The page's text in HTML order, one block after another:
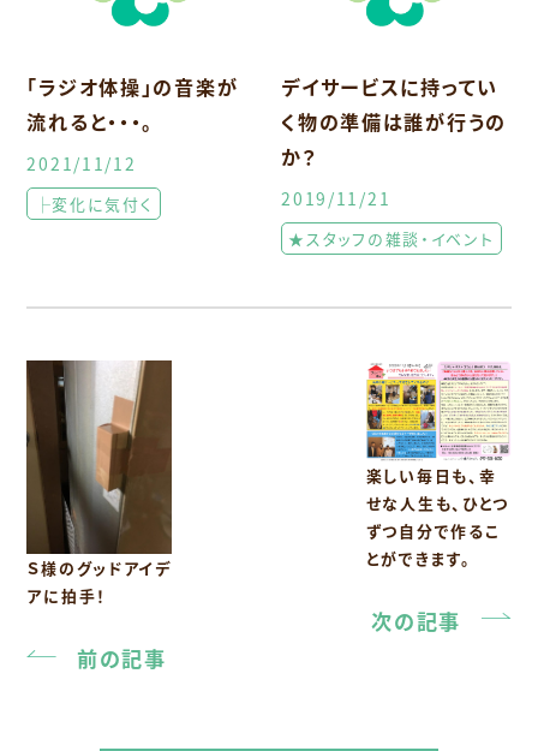
「ラジオ体操」の音楽が
流れると・・・。
2021/11/12
├変化に気付く
デイサービスに持ってい
く物の準備は誰が行うの
か？
2019/11/21
★スタッフの雑談・イベント
Ｓ様のグッドアイデ
アに拍手！
前の記事
楽しい毎日も、幸
せな人生も、ひとつ
ずつ自分で作るこ
とができます。
次の記事